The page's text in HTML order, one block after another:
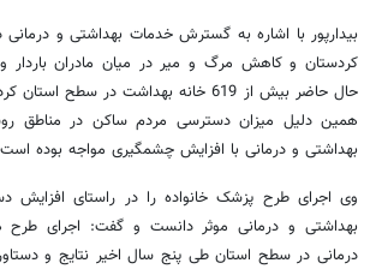
بیدارپور با اشاره به گسترش خدمات بهداشتی و
کردستان و کاهش مرگ و میر در میان مادران باردار
حال حاضر بیش از 619 خانه بهداشت در سطح
همین دلیل میزان دسترسی مردم ساکن در مناطق
بهداشتی و درمانی با افزایش چشمگیری مواجه بوده
وی اجرای طرح پزشک خانواده را در راستای
بهداشتی و درمانی موثر دانست و گفت: اجرای
درمانی در سطح استان طی پنج سال اخیر نتایج و